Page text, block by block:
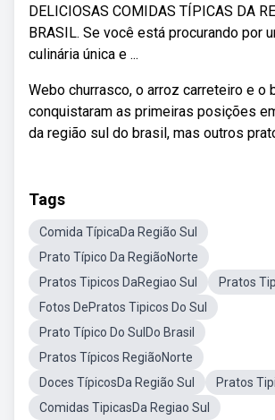
DELICIOSAS COMIDAS TÍPICAS DA
BRASIL. Se você está procurando por
culinária única e ...
Webo churrasco, o arroz carreteiro e o
conquistaram as primeiras posições
da região sul do brasil, mas outros
Tags
Comida TípicaDa Região Sul
Prato Típico Da RegiãoNorte
Pratos Tipicos DaRegiao Sul
Pratos
Fotos DePratos Tipicos Do Sul
Prato Típico Do SulDo Brasil
Pratos Típicos RegiãoNorte
Doces TípicosDa Região Sul
Pratos
Comidas TipicasDa Regiao Sul